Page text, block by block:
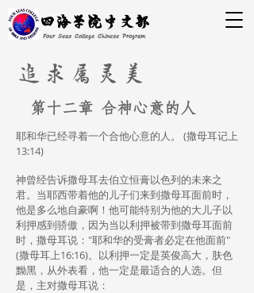
四海学院中文部
Four Seas College Chinese Program
追求属灵美
​第十二章 合神心意的人
耶和华已经寻着一个合他心意的人。 (撒母耳记上
13:14)
神曾经告诉撒母耳去伯立恒膏以色列的未来之
君。当耶西带着他的儿子们来到撒母耳面前时，
他是多么地自豪啊！他可能特别为他的大儿子以
利押感到骄傲，因为当以利押被带到撒母耳面前
时，撒母耳说："耶和华的受膏者必定在他面前"
(撒母耳上16:16)。以利押一定是英俊高大，肤色
黝黑，从外表看，他一定是最适合的人选。但
是，主对撒母耳说：